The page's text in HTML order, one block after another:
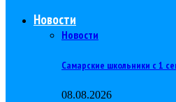
Новости
Новости
Самарские школьники с 1
08.08.2026